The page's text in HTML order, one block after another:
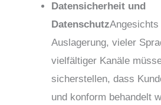
Datensicherheit und
DatenschutzAngesichts
Auslagerung, vieler
vielfältiger Kanäle
sicherstellen, dass
und konform behandelt